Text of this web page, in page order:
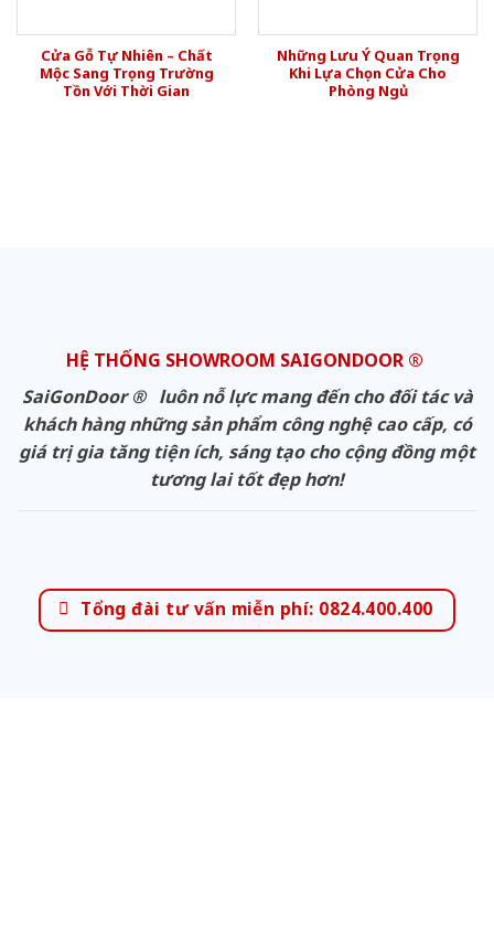
Cửa Gỗ Tự Nhiên – Chất
Mộc Sang Trọng Trường
Tồn Với Thời Gian
Những Lưu Ý Quan Trọng
Khi Lựa Chọn Cửa Cho
Phòng Ngủ
HỆ THỐNG SHOWROOM SAIGONDOOR ®
SaiGonDoor ® luôn nỗ lực mang đến cho đối tác và
khách hàng những sản phẩm công nghệ cao cấp, có
giá trị gia tăng tiện ích, sáng tạo cho cộng đồng một
tương lai tốt đẹp hơn!
Tổng đài tư vấn miễn phí: 0824.400.400